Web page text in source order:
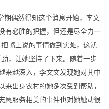
期偶然得知这个消息开始，李文
有必胜的把握，但还是尽全力一
嘴上说的事情做到实处，这就
，让她坚持了下来。随着一步
来越深入，李文文发现她对其中
来出身农村的她多次受到帮助，
愿服务相关的事件也对她触动很